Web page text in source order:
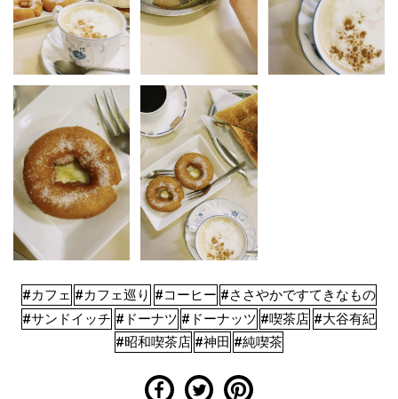
#カフェ #カフェ巡り #コーヒー #ささやかですてきなもの
#サンドイッチ #ドーナツ #ドーナッツ #喫茶店 #大谷有紀
#昭和喫茶店 #神田 #純喫茶